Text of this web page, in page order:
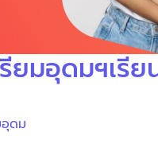
ยมอุดมฯเรี
อุดม